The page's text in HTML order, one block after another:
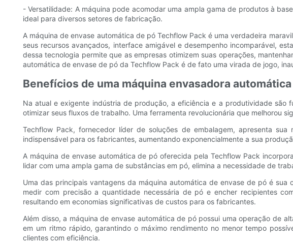
- Versatilidade: A máquina pode acomodar uma ampla gama de produtos à
ideal para diversos setores de fabricação.
A máquina de envase automática de pó Techflow Pack é uma verdadeira
seus recursos avançados, interface amigável e desempenho incomparável,
dessa tecnologia permite que as empresas otimizem suas operações,
automática de envase de pó da Techflow Pack é de fato uma virada de jogo,
Benefícios de uma máquina envasadora
Na atual e exigente indústria de produção, a eficiência e a produtividade são
otimizar seus fluxos de trabalho. Uma ferramenta revolucionária que melhorou
Techflow Pack, fornecedor líder de soluções de embalagem, apresenta
indispensável para os fabricantes, aumentando exponencialmente a sua
A máquina de envase automática de pó oferecida pela Techflow Pack
lidar com uma ampla gama de substâncias em pó, elimina a necessidade de
Uma das principais vantagens da máquina automática de envase de pó é
medir com precisão a quantidade necessária de pó e encher recipientes
resultando em economias significativas de custos para os fabricantes.
Além disso, a máquina de envase automática de pó possui uma operação de
em um ritmo rápido, garantindo o máximo rendimento no menor tempo
clientes com eficiência.